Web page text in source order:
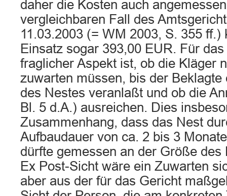
daher die Kosten auch
vergleichbaren Fall des
11.03.2003 (= WM 2003, S. 355
Einsatz sogar 393,00 EUR. Für
fraglicher Aspekt ist, ob die Kläger
zuwarten müssen, bis der Beklagte
des Nestes veranlaßt und ob die
Bl. 5 d.A.) ausreichen. Dies
Zusammenhang, dass das Nest
Aufbaudauer von ca. 2 bis 3
dürfte gemessen an der Größe des
Ex Post-Sicht wäre ein Zuwarten
aber aus der für das Gericht